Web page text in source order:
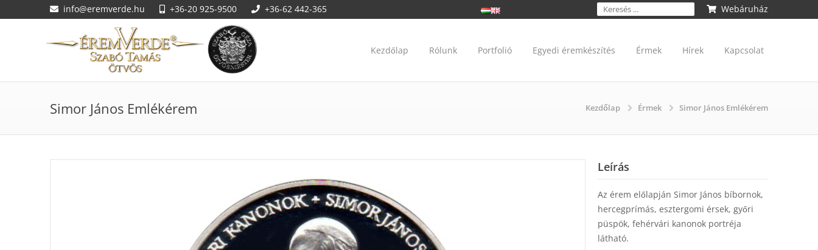
info@eremverde.hu +36-20 925-9500 +36-62 442-365 Webáruház
Kezdőlap Rólunk Portfolió Egyedi éremkészítés Érmek Hírek Kapcsolat
Simor János Emlékérem Kezdőlap Érmek Simor János Emlékérem
Leírás
Az érem előlapján Simor János bíbornok,
hercegprímás, esztergomi érsek, győri
püspök, fehérvári kanonok portréja
látható.